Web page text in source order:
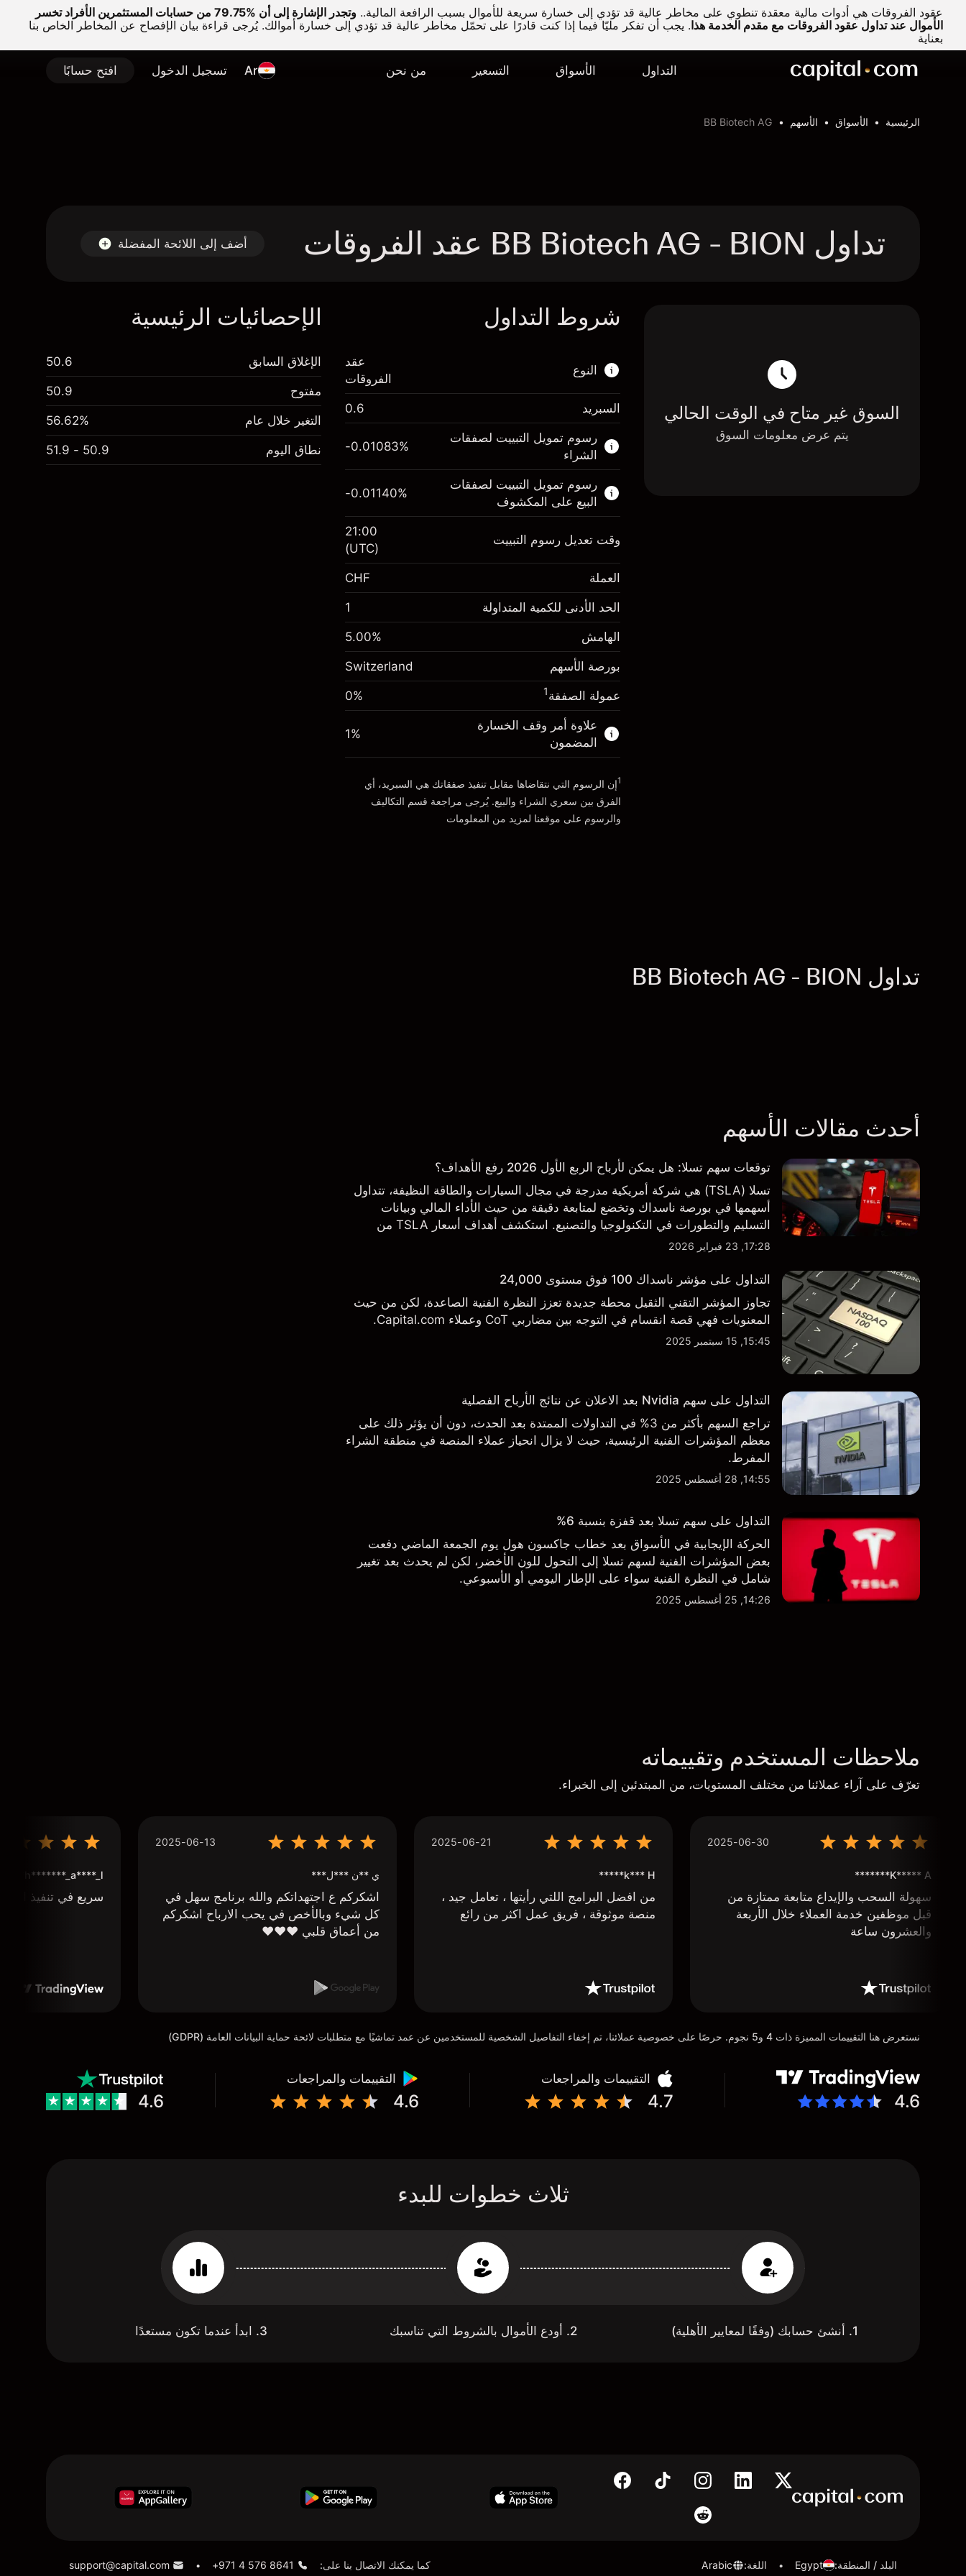
عقود الفروقات هي أدوات مالية معقدة تنطوي على مخاطر عالية قد تؤدي إلى خسارة سريعة للأموال بسبب الرافعة المالية..
وتجدر الإشارة إلى أن %79.75 من حسابات المستثمرين الأفراد تخسر
الأموال عند تداول عقود الفروقات مع مقدم الخدمة هذا. يجب أن تفكر مليّا فيما إذا كنت قادرًا على تحمّل مخاطر عالية قد تؤدي إلى خسارة أموالك. يُرجى قراءة بيان الإفصاح عن المخاطر الخاص بنا
بعناية
التداول الأسواق التسعير من نحن Ar تسجيل الدخول افتح حسابًا
الرئيسية الأسواق الأسهم BB Biotech AG
تداول BB Biotech AG - BION عقد الفروقات أضف إلى اللائحة المفضلة
السوق غير متاح في الوقت الحالي
يتم عرض معلومات السوق
شروط التداول
النوع
هذا السوق المالي متاح للتداول من خلال عقود
الفروقات.
اعرف المزيد عن:
عقود الفروقات
عقد
الفروقات
السبريد 0.6
رسوم تمويل التبييت لصفقات
الشراء
الهامش. استثمارك
CHF 1,000.00
الرسوم من قيمة الصفقة الكاملة
-0.010826
(-CHF 2.17)
حجم الصفقة بالرافعة المالية ~CHF 20,000.00
الأموال من الرافعة المالية ~ دولار
CHF 19,000.00
انتقل إلى المنصة
-0.01083%
رسوم تمويل التبييت لصفقات
البيع على المكشوف
CHF 1,000.00
رسوم التبييت
الرسوم من قيمة الصفقة الكاملة
-0.011396%
(-CHF 2.28)
حجم الصفقة بالرافعة المالية ~
CHF 20,000.00
الأموال من الرافعة المالية ~ دولارCHF 19,000.00
انتقل إلى المنصة
-0.01140%
وقت تعديل رسوم التبييت
21:00
(UTC)
العملة CHF
الحد الأدنى للكمية المتداولة 1
الهامش 5.00%
بورصة الأسهم Switzerland
عمولة الصفقة1
0%
علاوة أمر وقف الخسارة
المضمون
1%
1إن الرسوم التي نتقاضاها مقابل تنفيذ صفقاتك هي السبريد، أي
الفرق بين سعري الشراء والبيع. يُرجى مراجعة قسم التكاليف
والرسوم على موقعنا لمزيد من المعلومات
الإحصائيات الرئيسية
الإغلاق السابق 50.6
مفتوح 50.9
التغير خلال عام 56.62%
نطاق اليوم 50.9 - 51.9
تداول BB Biotech AG - BION
أحدث مقالات الأسهم
توقعات سهم تسلا: هل يمكن لأرباح الربع الأول 2026 رفع الأهداف؟
تسلا (TSLA) هي شركة أمريكية مدرجة في مجال السيارات والطاقة النظيفة، تتداول
أسهمها في بورصة ناسداك وتخضع لمتابعة دقيقة من حيث الأداء المالي وبيانات
التسليم والتطورات في التكنولوجيا والتصنيع. استكشف أهداف أسعار TSLA من
طرف ثالث والتحليل الفني.
17:28, 23 فبراير 2026
التداول على مؤشر ناسداك 100 فوق مستوى 24,000
تجاوز المؤشر التقني الثقيل محطة جديدة تعزز النظرة الفنية الصاعدة، لكن من حيث
المعنويات فهي قصة انقسام في التوجه بين مضاربي CoT وعملاء Capital.com.
15:45, 15 سبتمبر 2025
التداول على سهم Nvidia بعد الاعلان عن نتائج الأرباح الفصلية
تراجع السهم بأكثر من 3% في التداولات الممتدة بعد الحدث، دون أن يؤثر ذلك على
معظم المؤشرات الفنية الرئيسية، حيث لا يزال انحياز عملاء المنصة في منطقة الشراء
المفرط.
14:55, 28 أغسطس 2025
التداول على سهم تسلا بعد قفزة بنسبة 6%
الحركة الإيجابية في الأسواق بعد خطاب جاكسون هول يوم الجمعة الماضي دفعت
بعض المؤشرات الفنية لسهم تسلا إلى التحول للون الأخضر، لكن لم يحدث بعد تغيير
شامل في النظرة الفنية سواء على الإطار اليومي أو الأسبوعي.
14:26, 25 أغسطس 2025
ملاحظات المستخدم وتقييماته
تعرّف على آراء عملائنا من مختلف المستويات، من المبتدئين إلى الخبراء.
2025-06-30
K***** A*******
سهولة السحب والإيداع متابعة ممتازة من
قبل موظفين خدمة العملاء خلال الأربعة
والعشرون ساعة
2025-06-21
k*** H*****
من افضل البرامج اللتي رأيتها ، تعامل جيد ،
منصة موثوقة ، فريق عمل اكثر من رائع
2025-06-13
ي **ن ***ل***
اشكركم ع اجتهداتكم والله برنامج سهل في
كل شيء وبالأخص في يحب الارباح اشكركم
من أعماق قلبي ❤️❤️❤️
h*******_a****_l***
سريع في تنفيذ
نستعرض هنا التقييمات المميزة ذات 4 و5 نجوم. حرصًا على خصوصية عملائنا، تم إخفاء التفاصيل الشخصية للمستخدمين عن عمد تماشيًا مع متطلبات لائحة حماية البيانات العامة (GDPR)
4.6
التقييمات والمراجعات
4.7
التقييمات والمراجعات
4.6
4.6
ثلاث خطوات للبدء
1. أنشئ حسابك (وفقًا لمعايير الأهلية) 2. أودع الأموال بالشروط التي تناسبك 3. ابدأ عندما تكون مستعدًا
البلد / المنطقة:
Egypt
• اللغة:
Arabic كما يمكنك الاتصال بنا على: +971 4 576 8641
•
support@capital.com